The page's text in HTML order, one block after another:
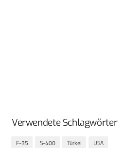
Verwendete Schlagwörter
F-35 S-400 Türkei USA